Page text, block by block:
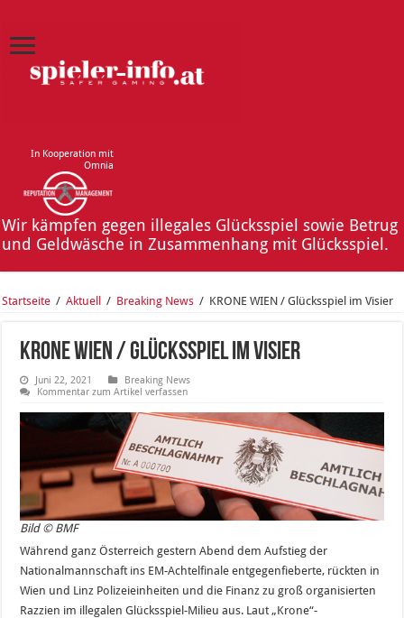
In Kooperation mit
Omnia
Wir kämpfen gegen illegales Glücksspiel sowie Betrug
und Geldwäsche in Zusammenhang mit Glücksspiel.
Startseite / Aktuell / Breaking News / KRONE WIEN / Glücksspiel im Visier
KRONE WIEN / Glücksspiel im Visier
Juni 22, 2021
Breaking News
Kommentar zum Artikel verfassen
Bild © BMF
Während ganz Österreich gestern Abend dem Aufstieg der
Nationalmannschaft ins EM-Achtelfinale entgegenfieberte, rückten in
Wien und Linz Polizeieinheiten und die Finanz zu groß organisierten
Razzien im illegalen Glücksspiel-Milieu aus. Laut „Krone“-